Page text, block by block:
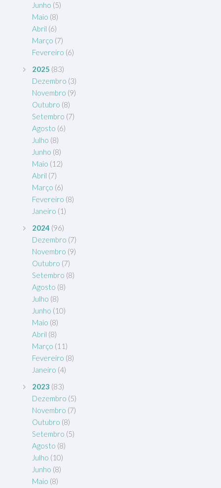
Junho (5)
Maio (8)
Abril (6)
Março (7)
Fevereiro (6)
2025 (83)
Dezembro (3)
Novembro (9)
Outubro (8)
Setembro (7)
Agosto (6)
Julho (8)
Junho (8)
Maio (12)
Abril (7)
Março (6)
Fevereiro (8)
Janeiro (1)
2024 (96)
Dezembro (7)
Novembro (9)
Outubro (7)
Setembro (8)
Agosto (8)
Julho (8)
Junho (10)
Maio (8)
Abril (8)
Março (11)
Fevereiro (8)
Janeiro (4)
2023 (83)
Dezembro (5)
Novembro (7)
Outubro (8)
Setembro (5)
Agosto (8)
Julho (10)
Junho (8)
Maio (8)